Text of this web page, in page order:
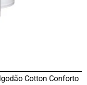
Cotton Conforto